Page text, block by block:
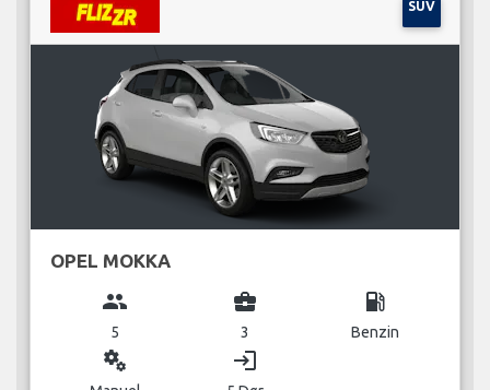
SUV
OPEL MOKKA
group
5
business_center
3
local_gas_station
Benzin
miscellaneous_services login